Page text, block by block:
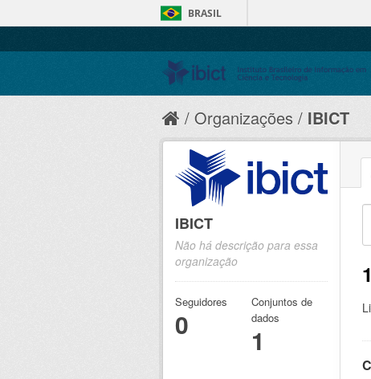
BRASIL
Organizações IBICT
IBICT
Não há descrição para essa
organização
Seguidores
0
Conjuntos de
dados
1